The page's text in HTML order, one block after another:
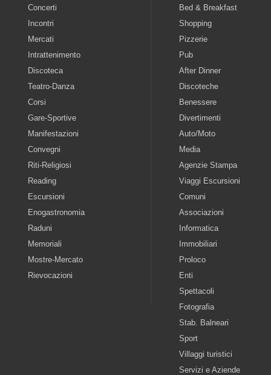
Concerti
Incontri
Mercati
Intrattenimento
Discoteca
Teatro-Danza
Corsi
Gare-Sportive
Manifestazioni
Convegni
Riti-Religiosi
Reading
Escursioni
Enogastronomia
Raduni
Memoriali
Mostre-Mercato
Rievocazioni
Bed & Breakfast
Shopping
Pizzerie
Pub
After Dinner
Discoteche
Benessere
Divertimenti
Auto/Moto
Media
Agenzie Stampa
Viaggi Escursioni
Comuni
Associazioni
Informatica
Immobiliari
Proloco
Enti
Spettacoli
Fotografia
Stab. Balneari
Sport
Villaggi turistici
Servizi e Aziende